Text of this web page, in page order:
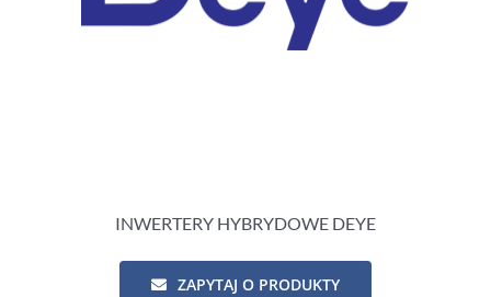
INWERTERY HYBRYDOWE DEYE
ZAPYTAJ O PRODUKTY